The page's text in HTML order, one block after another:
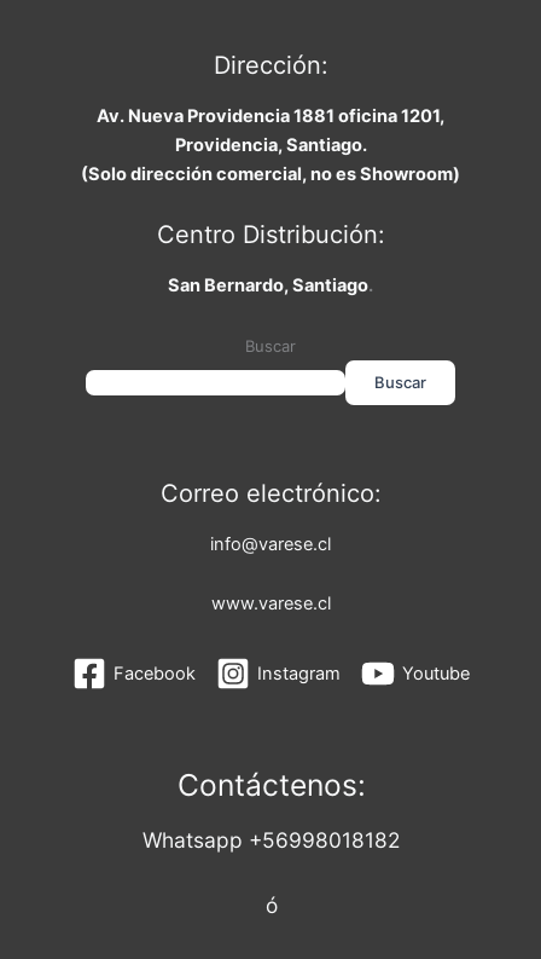
Dirección:
Av. Nueva Providencia 1881 oficina 1201,
Providencia, Santiago.
(Solo dirección comercial, no es Showroom)
Centro Distribución:
San Bernardo, Santiago.
Buscar
Buscar
Correo electrónico:
info@varese.cl
www.varese.cl
Facebook Instagram Youtube
Contáctenos:
Whatsapp +56998018182
ó